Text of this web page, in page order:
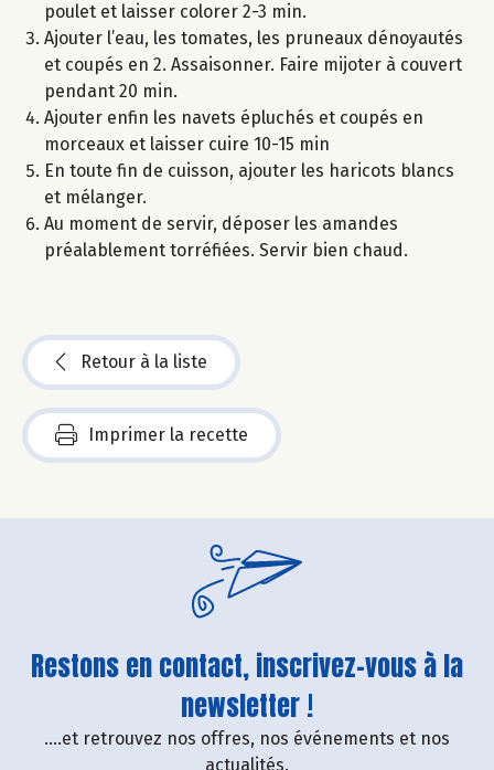
poulet et laisser colorer 2-3 min.
Ajouter l’eau, les tomates, les pruneaux dénoyautés
et coupés en 2. Assaisonner. Faire mijoter à couvert
pendant 20 min.
Ajouter enfin les navets épluchés et coupés en
morceaux et laisser cuire 10-15 min
En toute fin de cuisson, ajouter les haricots blancs
et mélanger.
Au moment de servir, déposer les amandes
préalablement torréfiées. Servir bien chaud.
Retour à la liste
Imprimer la recette
Restons en contact, inscrivez-vous à la
newsletter !
....et retrouvez nos offres, nos événements et nos
actualités.